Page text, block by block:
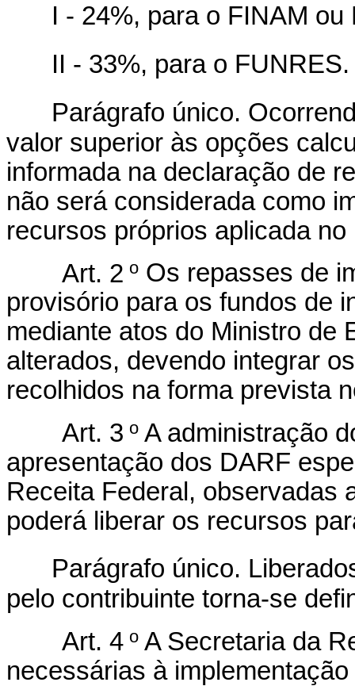
I - 24%, para o FINAM ou
II - 33%, para o FUNRES.
Parágrafo único.
valor superior às opções
informada na declaração de
não será considerada como
recursos próprios aplicada
Art. 2 o Os repasses de
provisório para os fundos de
mediante atos do Ministro de
alterados, devendo integrar
recolhidos na forma prevista
Art. 3 o A administração
apresentação dos DARF
Receita Federal, observadas
poderá liberar os recursos
Parágrafo único.
pelo contribuinte torna-se
Art. 4 o A Secretaria da
necessárias à